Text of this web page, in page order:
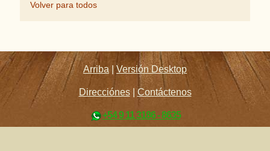
Volver para todos
Arriba |Versión Desktop
Direcciónes| Contáctenos
+54 9 11 3186 - 8635